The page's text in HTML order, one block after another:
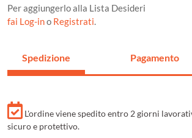
Per aggiungerlo alla Lista Desideri
fai Log-ino Registrati.
Spedizione Pagamento
L'ordine viene spedito entro 2 giorni
sicuro e protettivo.